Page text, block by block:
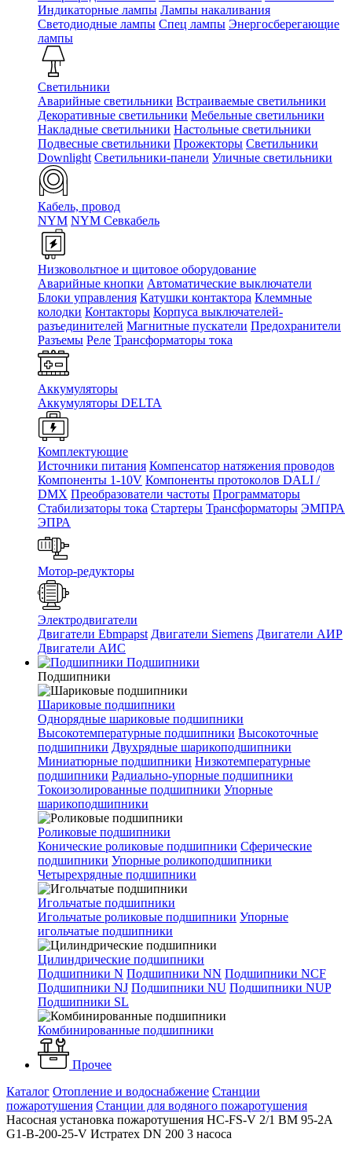
Индикаторные лампы Лампы накаливания
Светодиодные лампы Спец лампы Энергосберегающие
лампы
Светильники
Аварийные светильники Встраиваемые светильники
Декоративные светильники Мебельные светильники
Накладные светильники Настольные светильники
Подвесные светильники Прожекторы Светильники
Downlight Светильники-панели Уличные светильники
Кабель, провод
NYM NYM Севкабель
Низковольтное и щитовое оборудование
Аварийные кнопки Автоматические выключатели
Блоки управления Катушки контактора Клеммные
колодки Контакторы Корпуса выключателей-
разъединителей Магнитные пускатели Предохранители
Разъемы Реле Трансформаторы тока
Аккумуляторы
Аккумуляторы DELTA
Комплектующие
Источники питания Компенсатор натяжения проводов
Компоненты 1-10V Компоненты протоколов DALI /
DMX Преобразователи частоты Программаторы
Стабилизаторы тока Стартеры Трансформаторы ЭМПРА
ЭПРА
Мотор-редукторы
Электродвигатели
Двигатели Ebmpapst Двигатели Siemens Двигатели АИР
Двигатели АИС
Подшипники
Подшипники
Шариковые подшипники
Однорядные шариковые подшипники
Высокотемпературные подшипники Высокоточные
подшипники Двухрядные шарикоподшипники
Миниатюрные подшипники Низкотемпературные
подшипники Радиально-упорные подшипники
Токоизолированные подшипники Упорные
шарикоподшипники
Роликовые подшипники
Конические роликовые подшипники Сферические
подшипники Упорные роликоподшипники
Четырехрядные подшипники
Игольчатые подшипники
Игольчатые роликовые подшипники Упорные
игольчатые подшипники
Цилиндрические подшипники
Подшипники N Подшипники NN Подшипники NCF
Подшипники NJ Подшипники NU Подшипники NUP
Подшипники SL
Комбинированные подшипники
Прочее
Каталог Отопление и водоснабжение Станции
пожаротушения Станции для водяного пожаротушения
Насосная установка пожаротушения HC-FS-V 2/1 BM 95-2A
G1-B-200-25-V Истратех DN 200 3 насоса